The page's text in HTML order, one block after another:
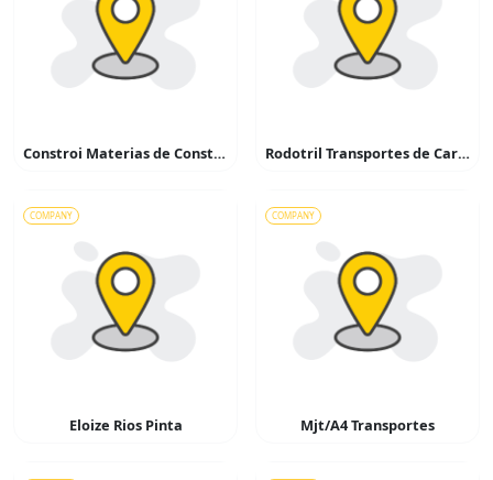
Constroi Materias de Construção Rodotril Transportes de Cargas
COMPANY
Eloize Rios Pinta
COMPANY
Mjt/A4 Transportes